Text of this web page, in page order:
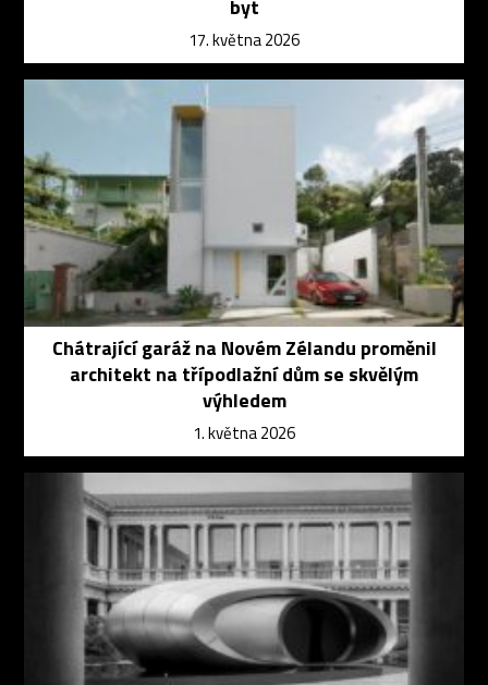
byt
17. května 2026
Chátrající garáž na Novém Zélandu proměnil
architekt na třípodlažní dům se skvělým
výhledem
1. května 2026